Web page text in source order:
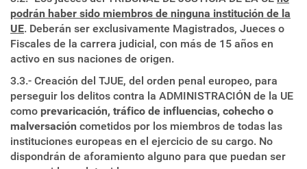
podrán haber sido miembros de ninguna institución de la
UE. Deberán ser exclusivamente Magistrados, Jueces o
Fiscales de la carrera judicial, con más de 15 años en
activo en sus naciones de origen.
3.3.- Creación del TJUE, del orden penal europeo, para
perseguir los delitos contra la ADMINISTRACIÓN de la UE
como prevaricación, tráfico de influencias, cohecho o
malversación cometidos por los miembros de todas las
instituciones europeas en el ejercicio de su cargo. No
dispondrán de aforamiento alguno para que puedan ser